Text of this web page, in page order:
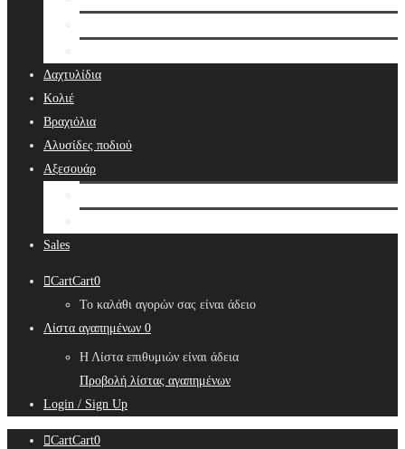
Δαχτυλίδια
Κολιέ
Βραχιόλια
Αλυσίδες ποδιού
Αξεσουάρ
Sales
CartCart0
Το καλάθι αγορών σας είναι άδειο
Λίστα αγαπημένων 0
Η Λίστα επιθυμιών είναι άδεια
Προβολή λίστας αγαπημένων
Login / Sign Up
CartCart0